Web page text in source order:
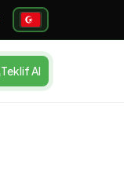
Teklif Al